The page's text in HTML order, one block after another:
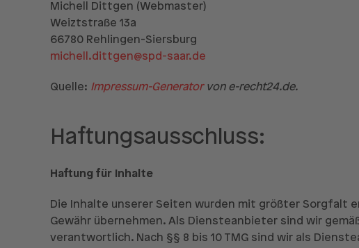
Michell Dittgen (Webmaster)
Weiztstraße 13a
66780 Rehlingen-Siersburg
michell.dittgen@spd-saar.de
Quelle: Impressum-Generatorvon e-recht24.de.
Haftungsausschluss:
Haftung für Inhalte
Die Inhalte unserer Seiten wurden mit größter Sorgfalt
Gewähr übernehmen. Als Diensteanbieter sind wir
verantwortlich. Nach §§ 8 bis 10 TMG sind wir als